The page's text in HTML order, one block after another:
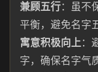
兼顾五行：虽不
平衡，避免名字
寓意积极向上：
字，确保名字气